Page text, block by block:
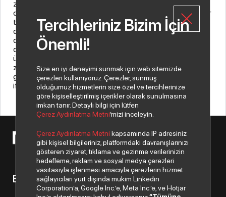
zekânın yarattığı yeni ekonomik sisteme uyum sağlamak için
dev yatırımlar yapıyor. Biz de Index Grup olarak dünyanın lider
teknoloji markalarından oluşan, 200'ü aşkın markamızın
değerli üreticileriyle yaptığımız planlamalarla önümüzdeki
dönemde heyecanla beklenen yapay zekâ uygulamalarını
destekleyen ürün ve hizmetleri iş ortaklarımıza ulaştırmak
üzere yoğun bir şekilde çalışıyoruz. 2024 yılı bitmeden yapay
zekâ uygulamalarını destekleyen ürün portföyünü Türkiye
genelinde 8 bini aşkın iş ortağımıza ulaştırma hedefimiz var”
ifadelerini kullandı.
© 2026 Copyright Netex A.Ş. Tüm hakları saklıdır.
Bizden haberiniz olsun.
Tercihleriniz Bizim İçin
Önemli!
Size en iyi deneyimi sunmak için web sitemizde
çerezleri kullanıyoruz. Çerezler, sunmuş
olduğumuz hizmetlerin size özel ve tercihlerinize
göre kişiselleştirilmiş içerikler olarak sunulmasına
imkan tanır. Detaylı bilgi için lütfen
Çerez Aydınlatma Metni’mizi inceleyin.
Çerez Aydınlatma Metni kapsamında IP adresiniz
gibi kişisel bilgileriniz, platformdaki davranışlarınızı
gösteren ziyaret, tıklama ve gezinme verilerinizin
hedefleme, reklam ve sosyal medya çerezleri
vasıtasıyla işlenmesi amacıyla çerezlerin hizmet
sağlayıcıları yurt dışında mukim Linkedin
Corporation’a, Google Inc.’e, Meta Inc.’e, ve Hotjar